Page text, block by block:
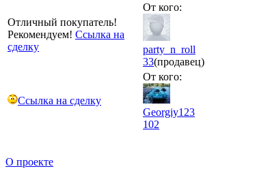
Отличный покупатель!
Рекомендуем! Ссылка на
сделку
От кого:
party_n_roll
33(продавец)
Ссылка на сделку
От кого:
Georgiy123
102
О проекте